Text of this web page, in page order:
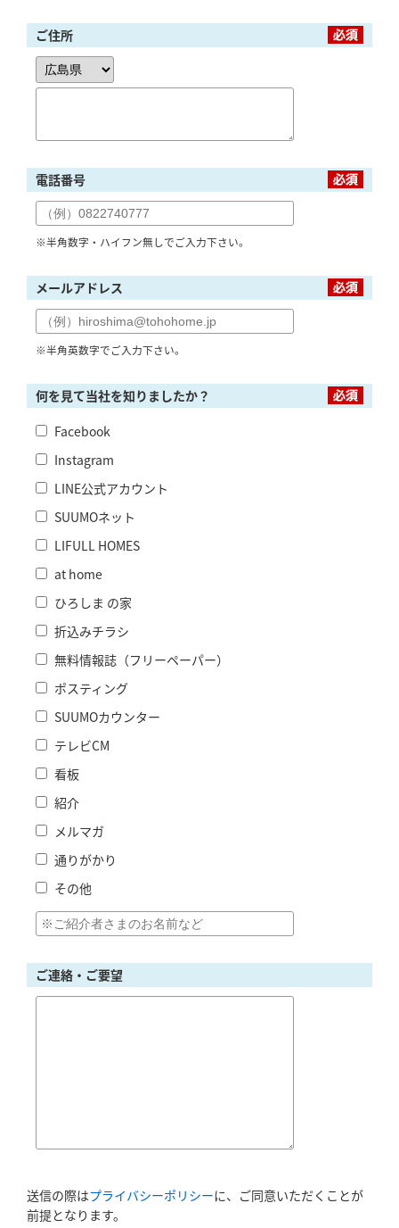
ご住所
電話番号
※半角数字・ハイフン無しでご入力下さい。
メールアドレス
※半角英数字でご入力下さい。
何を見て当社を知りましたか？
Facebook
Instagram
LINE公式アカウント
SUUMOネット
LIFULL HOMES
at home
ひろしま の家
折込みチラシ
無料情報誌（フリーペーパー）
ポスティング
SUUMOカウンター
テレビCM
看板
紹介
メルマガ
通りがかり
その他
ご連絡・ご要望
送信の際はプライバシーポリシーに、ご同意いただくことが
前提となります。